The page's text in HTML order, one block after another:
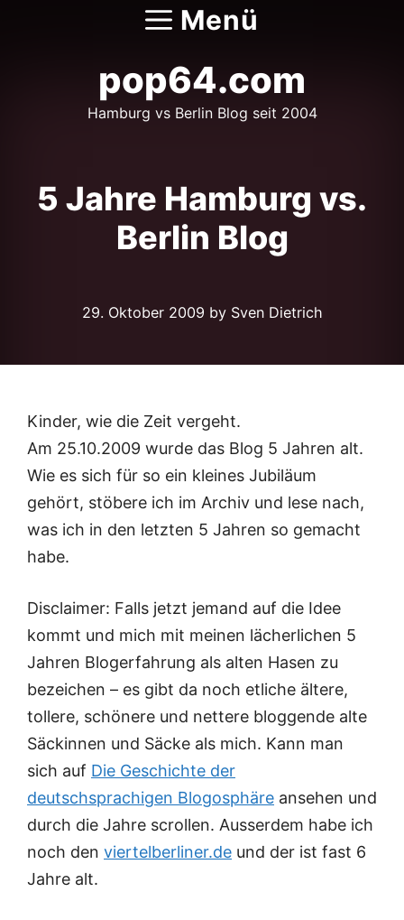
Menü
pop64.com
Hamburg vs Berlin Blog seit 2004
5 Jahre Hamburg vs.
Berlin Blog
29. Oktober 2009 by Sven Dietrich
Kinder, wie die Zeit vergeht.
Am 25.10.2009 wurde das Blog 5 Jahren alt.
Wie es sich für so ein kleines Jubiläum
gehört, stöbere ich im Archiv und lese nach,
was ich in den letzten 5 Jahren so gemacht
habe.
Disclaimer: Falls jetzt jemand auf die Idee
kommt und mich mit meinen lächerlichen 5
Jahren Blogerfahrung als alten Hasen zu
bezeichen – es gibt da noch etliche ältere,
tollere, schönere und nettere bloggende alte
Säckinnen und Säcke als mich. Kann man
sich auf Die Geschichte der
deutschsprachigen Blogosphäre ansehen und
durch die Jahre scrollen. Ausserdem habe ich
noch den viertelberliner.de und der ist fast 6
Jahre alt.